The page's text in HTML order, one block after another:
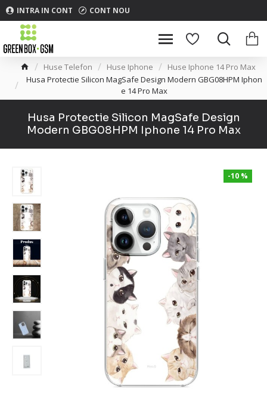
INTRA IN CONT CONT NOU
Huse Telefon Huse Iphone
Huse Iphone 14 Pro Max
Husa Protectie Silicon MagSafe Design Modern GBG08HPM Iphon
e 14 Pro Max
Husa Protectie Silicon MagSafe Design
Modern GBG08HPM Iphone 14 Pro Max
-10 %